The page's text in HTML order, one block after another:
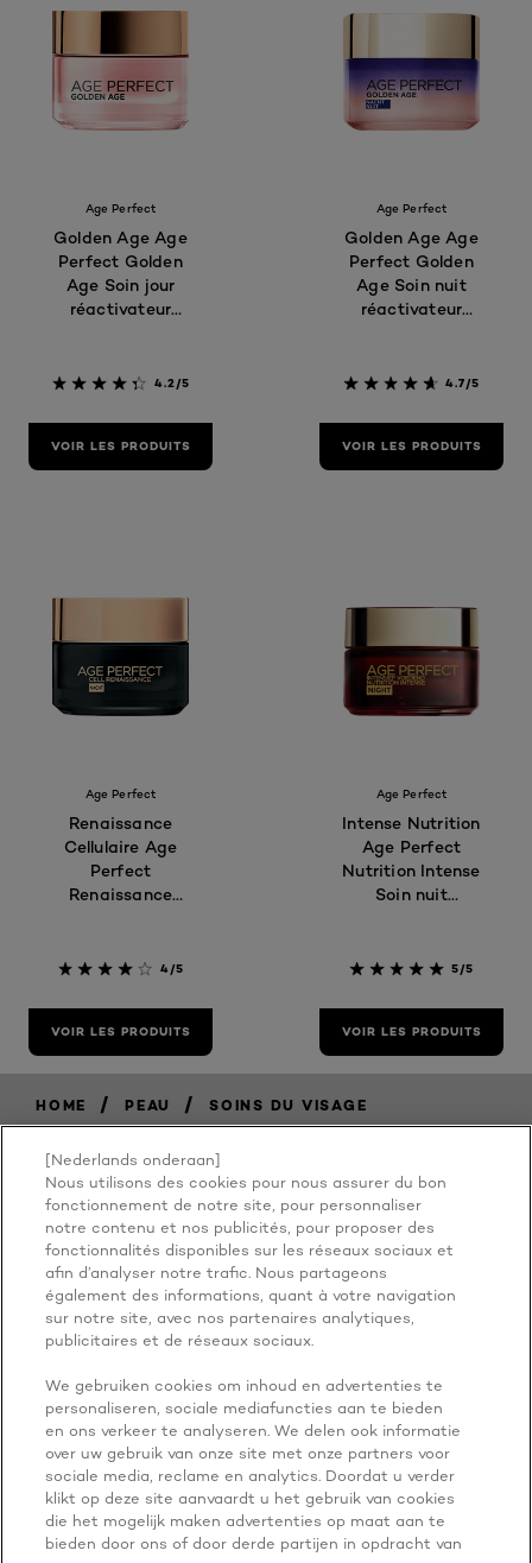
Age Perfect
Golden Age Age
Perfect Golden
Age Soin jour
réactivateur
4.2/5
VOIR LES PRODUITS
Age Perfect
Golden Age Age
Perfect Golden
Age Soin nuit
réactivateur
4.7/5
VOIR LES PRODUITS
Age Perfect
Renaissance
Cellulaire Age
Perfect
Renaissance
4/5
VOIR LES PRODUITS
Age Perfect
Intense Nutrition
Age Perfect
Nutrition Intense
Soin nuit
5/5
VOIR LES PRODUITS
HOME / PEAU / SOINS DU VISAGE
BECAUSE
YOU'RE
WORTH IT
PLUS À EXPLORER
[Nederlands onderaan]
Nous utilisons des cookies pour nous assurer du bon
fonctionnement de notre site, pour personnaliser
notre contenu et nos publicités, pour proposer des
fonctionnalités disponibles sur les réseaux sociaux et
afin d’analyser notre trafic. Nous partageons
également des informations, quant à votre navigation
sur notre site, avec nos partenaires analytiques,
publicitaires et de réseaux sociaux.
We gebruiken cookies om inhoud en advertenties te
personaliseren, sociale mediafuncties aan te bieden
en ons verkeer te analyseren. We delen ook informatie
over uw gebruik van onze site met onze partners voor
sociale media, reclame en analytics. Doordat u verder
klikt op deze site aanvaardt u het gebruik van cookies
die het mogelijk maken advertenties op maat aan te
bieden door ons of door derde partijen in opdracht van